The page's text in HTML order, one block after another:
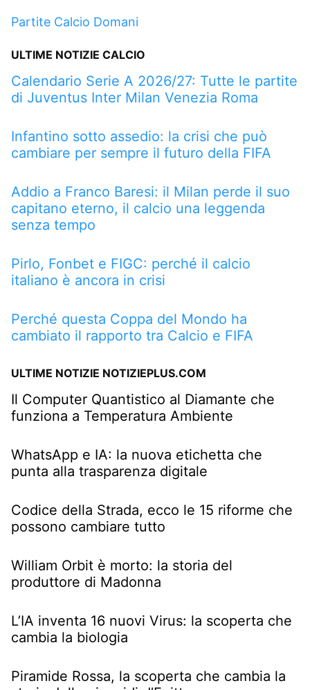
Partite Calcio Domani
ULTIME NOTIZIE CALCIO
Calendario Serie A 2026/27: Tutte le partite
di Juventus Inter Milan Venezia Roma
Infantino sotto assedio: la crisi che può
cambiare per sempre il futuro della FIFA
Addio a Franco Baresi: il Milan perde il suo
capitano eterno, il calcio una leggenda
senza tempo
Pirlo, Fonbet e FIGC: perché il calcio
italiano è ancora in crisi
Perché questa Coppa del Mondo ha
cambiato il rapporto tra Calcio e FIFA
ULTIME NOTIZIE NOTIZIEPLUS.COM
Il Computer Quantistico al Diamante che
funziona a Temperatura Ambiente
WhatsApp e IA: la nuova etichetta che
punta alla trasparenza digitale
Codice della Strada, ecco le 15 riforme che
possono cambiare tutto
William Orbit è morto: la storia del
produttore di Madonna
L’IA inventa 16 nuovi Virus: la scoperta che
cambia la biologia
Piramide Rossa, la scoperta che cambia la